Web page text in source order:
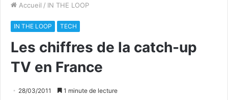
Accueil / IN THE LOOP
IN THE LOOP TECH
Les chiffres de la catch-up
TV en France
28/03/2011 1 minute de lecture